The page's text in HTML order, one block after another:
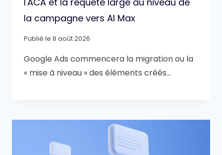
la campagne vers AI Max
Publié le 8 août 2026
Google Ads commencera la migration ou la
« mise à niveau » des éléments créés…